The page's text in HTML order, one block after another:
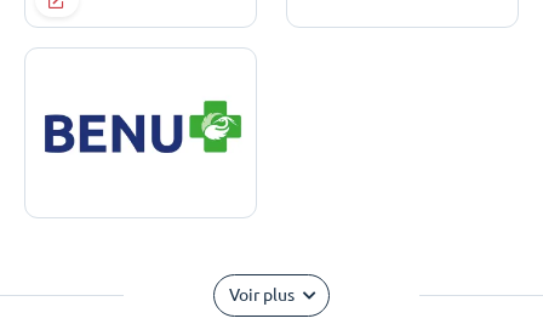
Voir plus